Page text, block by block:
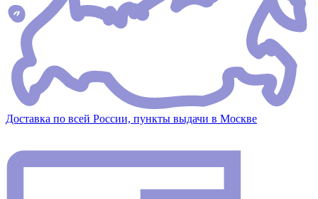
Доставка по всей России, пункты выдачи в Москве